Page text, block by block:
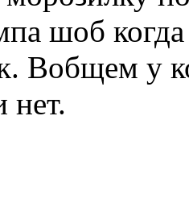
шоб
Вобщем у
нет.